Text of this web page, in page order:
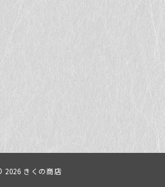
2026 きくの商店